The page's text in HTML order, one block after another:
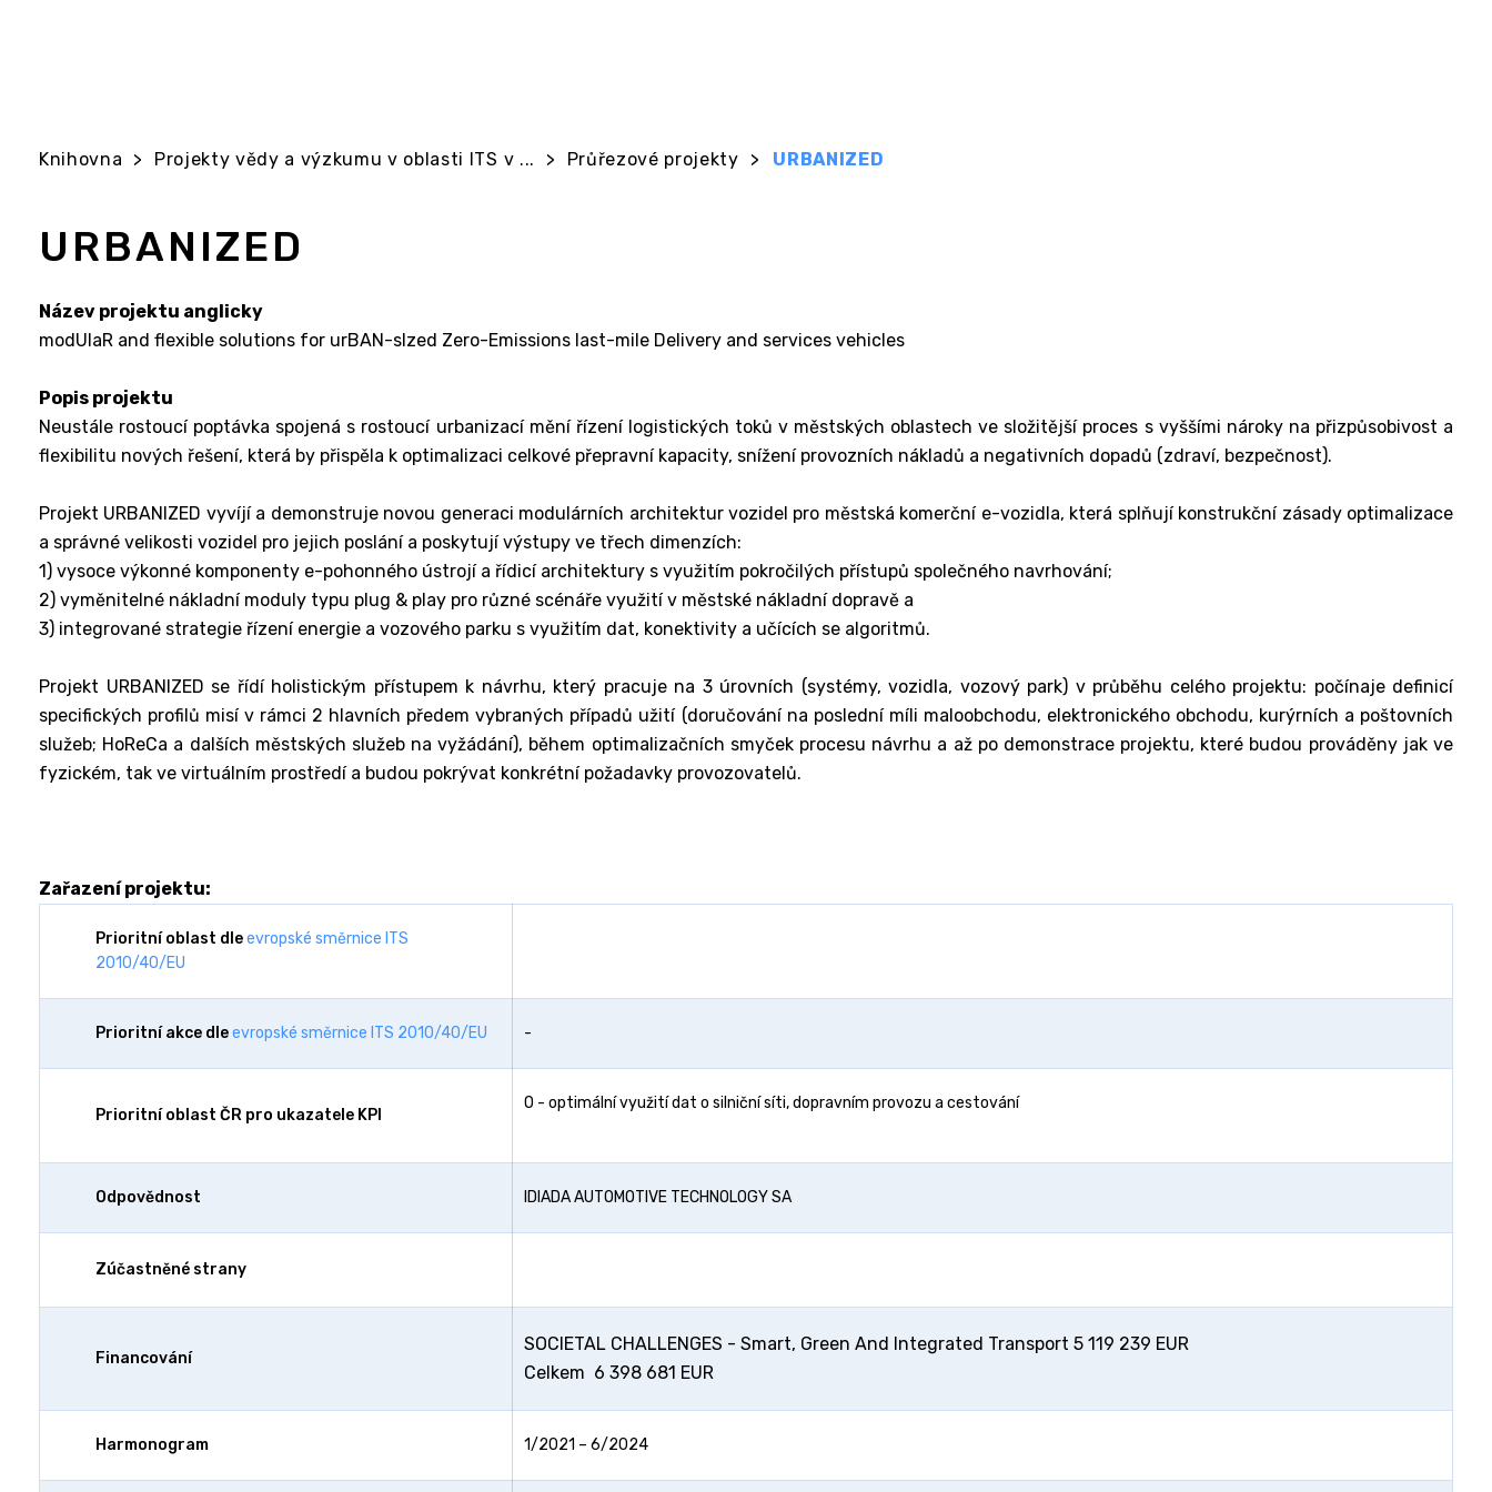
Knihovna > Projekty vědy a výzkumu v oblasti ITS v ... > Průřezové projekty > URBANIZED
URBANIZED
Název projektu anglicky
modUlaR and flexible solutions for urBAN-sIzed Zero-Emissions last-mile Delivery and services vehicles
Popis projektu
Neustále rostoucí poptávka spojená s rostoucí urbanizací mění řízení logistických toků v městských oblastech ve složitější proces s vyššími nároky na přizpůsobivost a
flexibilitu nových řešení, která by přispěla k optimalizaci celkové přepravní kapacity, snížení provozních nákladů a negativních dopadů (zdraví, bezpečnost).
Projekt URBANIZED vyvíjí a demonstruje novou generaci modulárních architektur vozidel pro městská komerční e-vozidla, která splňují konstrukční zásady optimalizace
a správné velikosti vozidel pro jejich poslání a poskytují výstupy ve třech dimenzích:
1) vysoce výkonné komponenty e-pohonného ústrojí a řídicí architektury s využitím pokročilých přístupů společného navrhování;
2) vyměnitelné nákladní moduly typu plug & play pro různé scénáře využití v městské nákladní dopravě a
3) integrované strategie řízení energie a vozového parku s využitím dat, konektivity a učících se algoritmů.
Projekt URBANIZED se řídí holistickým přístupem k návrhu, který pracuje na 3 úrovních (systémy, vozidla, vozový park) v průběhu celého projektu: počínaje definicí
specifických profilů misí v rámci 2 hlavních předem vybraných případů užití (doručování na poslední míli maloobchodu, elektronického obchodu, kurýrních a poštovních
služeb; HoReCa a dalších městských služeb na vyžádání), během optimalizačních smyček procesu návrhu a až po demonstrace projektu, které budou prováděny jak ve
fyzickém, tak ve virtuálním prostředí a budou pokrývat konkrétní požadavky provozovatelů.
Zařazení projektu:
Prioritní oblast dleevropské směrnice ITS
2010/40/EU
Prioritní akce dleevropské směrnice ITS 2010/40/EU -
Prioritní oblast ČR pro ukazatele KPI
O - optimální využití dat o silniční síti, dopravním provozu a cestování
Odpovědnost IDIADA AUTOMOTIVE TECHNOLOGY SA
Zúčastněné strany
Financování
SOCIETAL CHALLENGES - Smart, Green And Integrated Transport 5 119 239 EUR
Celkem 6 398 681 EUR
Harmonogram 1/2021 – 6/2024